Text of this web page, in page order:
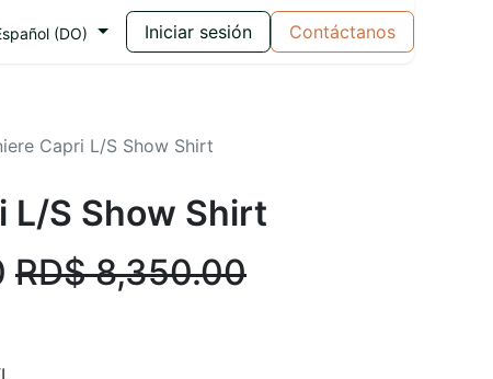
(DO) Iniciar sesión Contáctanos
Capri L/S Show Shirt
L/S Show Shirt
RD$8,350.00